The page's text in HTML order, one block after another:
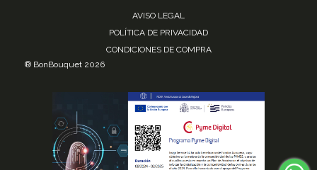
AVISO LEGAL
POLÍTICA DE PRIVACIDAD
CONDICIONES DE COMPRA
® BonBouquet 2026